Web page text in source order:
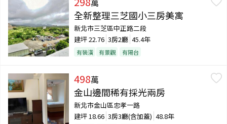
全新整理三芝國小三房美寓
新北市三芝區中正路二段
建坪22.76 3房2廳 45.4年
有裝潢 有景觀 有陽台
498萬
金山邊間稀有採光兩房
新北市金山區忠孝一路
建坪 18.66 3房3廳(含加蓋) 48.8年